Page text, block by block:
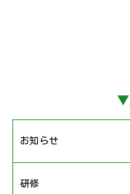
▼
お知らせ
研修